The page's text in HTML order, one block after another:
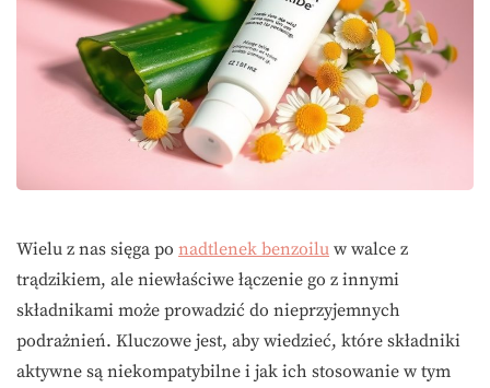
Wielu z nas sięga po nadtlenek benzoilu w walce z
trądzikiem, ale niewłaściwe łączenie go z innymi
składnikami może prowadzić do nieprzyjemnych
podrażnień. Kluczowe jest, aby wiedzieć, które składniki
aktywne są niekompatybilne i jak ich stosowanie w tym